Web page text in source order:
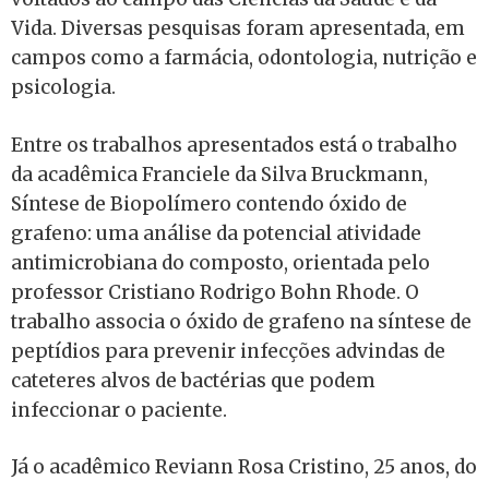
Vida. Diversas pesquisas foram apresentada, em
campos como a farmácia, odontologia, nutrição e
psicologia.
Entre os trabalhos apresentados está o trabalho
da acadêmica Franciele da Silva Bruckmann,
Síntese de Biopolímero contendo óxido de
grafeno: uma análise da potencial atividade
antimicrobiana do composto, orientada pelo
professor Cristiano Rodrigo Bohn Rhode. O
trabalho associa o óxido de grafeno na síntese de
peptídios para prevenir infecções advindas de
cateteres alvos de bactérias que podem
infeccionar o paciente.
Já o acadêmico Reviann Rosa Cristino, 25 anos, do